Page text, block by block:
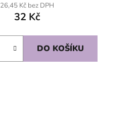
26,45 Kč bez DPH
32 Kč
DO KOŠÍKU